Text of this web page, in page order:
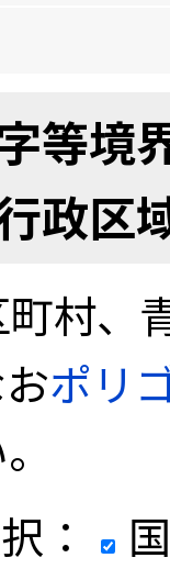
等境
政区
村、
ポリ
：